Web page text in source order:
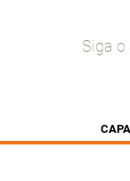
Siga
CAPA